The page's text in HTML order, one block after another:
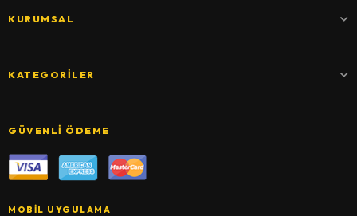
KURUMSAL
KATEGORILER
GÜVENLI ÖDEME
MOBIL UYGULAMA